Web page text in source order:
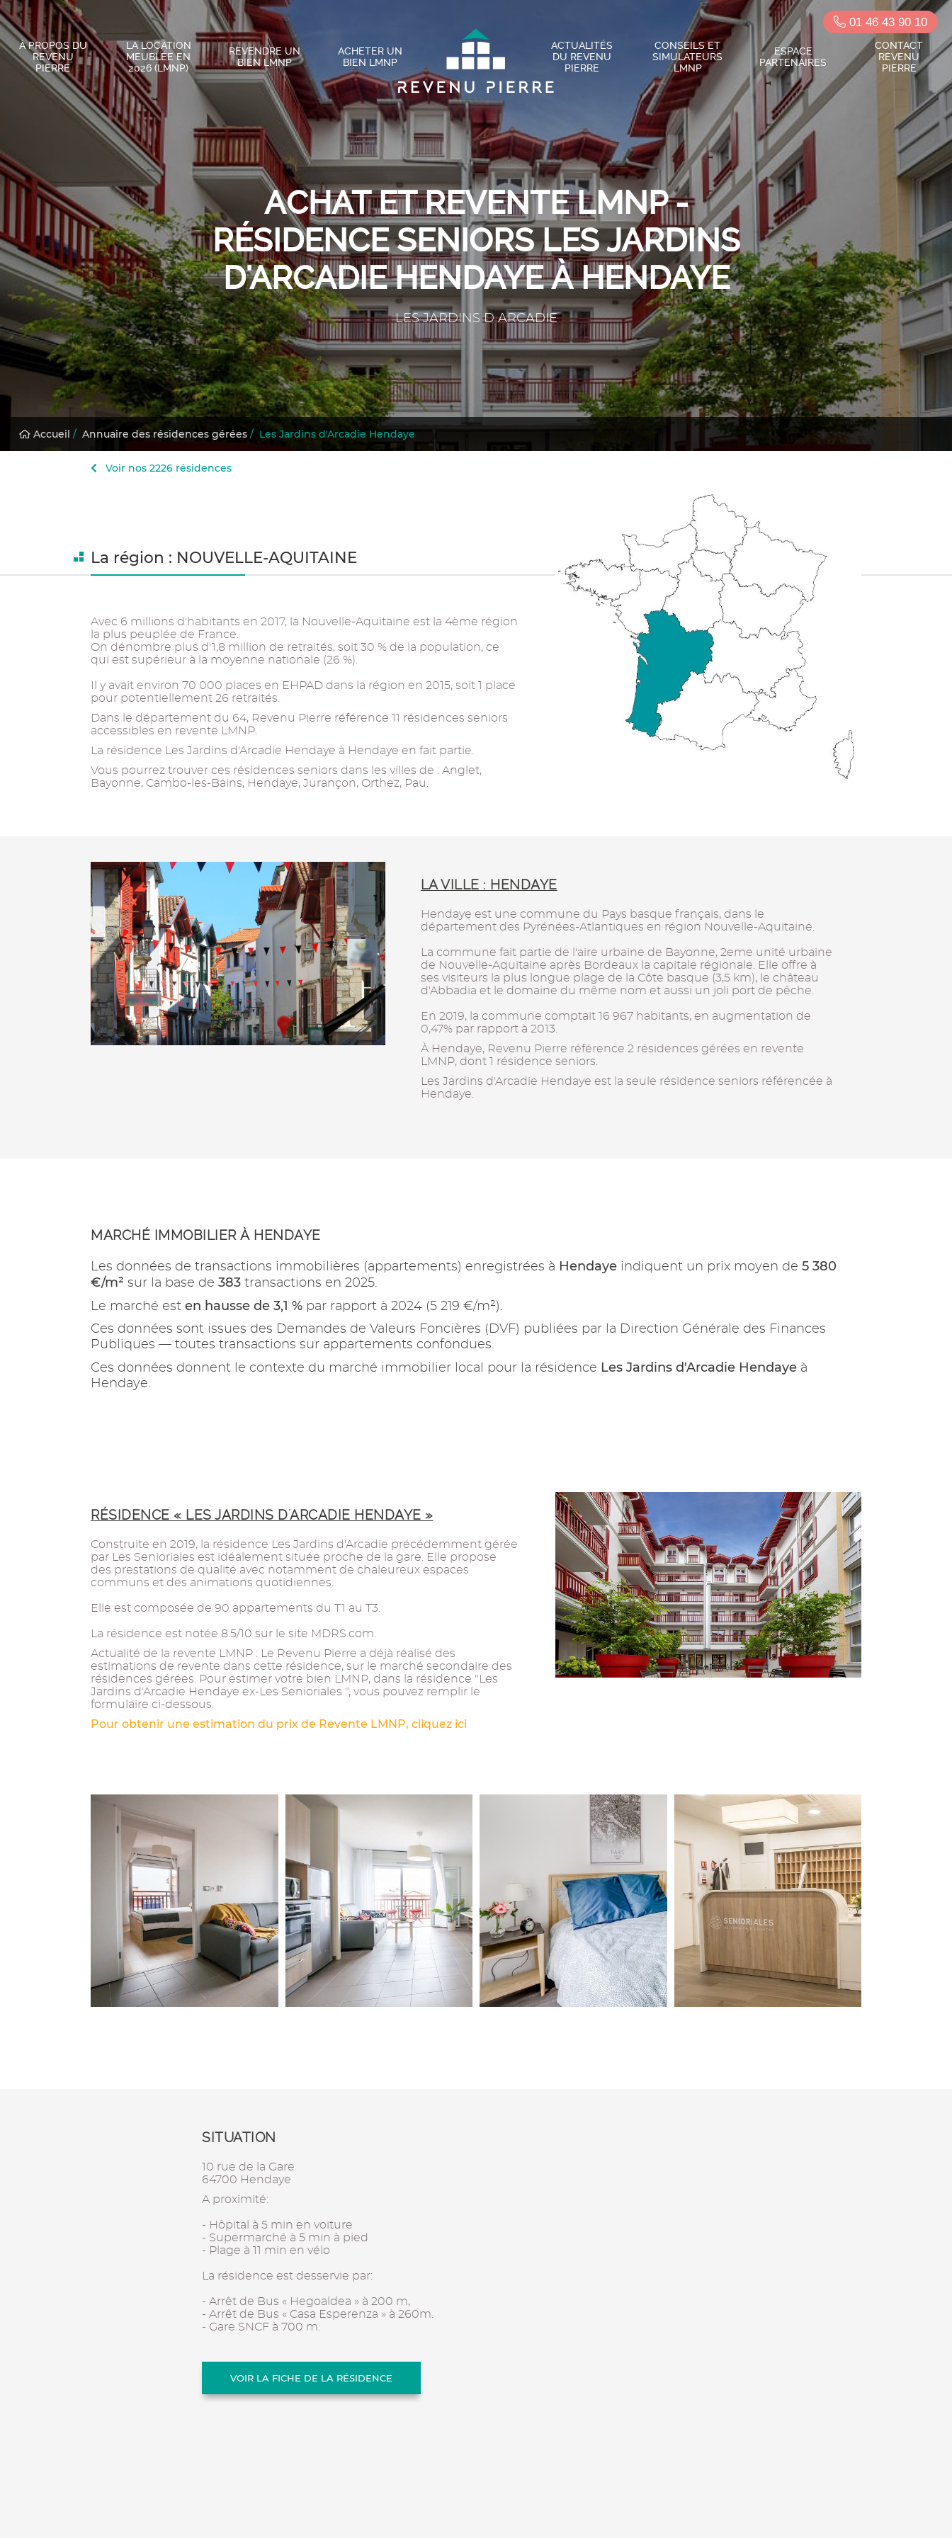
À PROPOS DU
REVENU
PIERRE
LA LOCATION
MEUBLÉE EN
2026 (LMNP)
REVENDRE UN
BIEN LMNP
ACHETER UN
BIEN LMNP
ACTUALITÉS
DU REVENU
PIERRE
CONSEILS ET
SIMULATEURS
LMNP
ESPACE
PARTENAIRES
CONTACT
REVENU
PIERRE
01 46 43 90 10
ACHAT ET REVENTE LMNP -
RÉSIDENCE SENIORS LES JARDINS
D'ARCADIE HENDAYE À HENDAYE
LES JARDINS D ARCADIE
Accueil / Annuaire des résidences gérées / Les Jardins d'Arcadie Hendaye
Voir nos 2226 résidences
La région : NOUVELLE-AQUITAINE
Avec 6 millions d'habitants en 2017, la Nouvelle-Aquitaine est la 4ème région
la plus peuplée de France.
On dénombre plus d'1,8 million de retraités, soit 30 % de la population, ce
qui est supérieur à la moyenne nationale (26 %).
Il y avait environ 70 000 places en EHPAD dans la région en 2015, soit 1 place
pour potentiellement 26 retraités.
Dans le département du 64, Revenu Pierre référence 11 résidences seniors
accessibles en revente LMNP.
La résidence Les Jardins d'Arcadie Hendaye à Hendaye en fait partie.
Vous pourrez trouver ces résidences seniors dans les villes de : Anglet,
Bayonne, Cambo-les-Bains, Hendaye, Jurançon, Orthez, Pau.
LA VILLE : HENDAYE
Hendaye est une commune du Pays basque français, dans le
département des Pyrénées-Atlantiques en région Nouvelle-Aquitaine.
La commune fait partie de l'aire urbaine de Bayonne, 2eme unité urbaine
de Nouvelle-Aquitaine après Bordeaux la capitale régionale. Elle offre à
ses visiteurs la plus longue plage de la Côte basque (3,5 km), le château
d'Abbadia et le domaine du même nom et aussi un joli port de pêche.
En 2019, la commune comptait 16 967 habitants, en augmentation de
0,47% par rapport à 2013.
À Hendaye, Revenu Pierre référence 2 résidences gérées en revente
LMNP, dont 1 résidence seniors.
Les Jardins d'Arcadie Hendaye est la seule résidence seniors référencée à
Hendaye.
MARCHÉ IMMOBILIER À HENDAYE
Les données de transactions immobilières (appartements) enregistrées à Hendaye indiquent un prix moyen de 5 380
€/m² sur la base de 383 transactions en 2025.
Le marché est en hausse de 3,1 % par rapport à 2024 (5 219 €/m²).
Ces données sont issues des Demandes de Valeurs Foncières (DVF) publiées par la Direction Générale des Finances
Publiques — toutes transactions sur appartements confondues.
Ces données donnent le contexte du marché immobilier local pour la résidence Les Jardins d'Arcadie Hendaye à
Hendaye.
RÉSIDENCE « LES JARDINS D'ARCADIE HENDAYE »
Construite en 2019, la résidence Les Jardins d'Arcadie précédemment gérée
par Les Senioriales est idéalement située proche de la gare. Elle propose
des prestations de qualité avec notamment de chaleureux espaces
communs et des animations quotidiennes.
Elle est composée de 90 appartements du T1 au T3.
La résidence est notée 8.5/10 sur le site MDRS.com.
Actualité de la revente LMNP : Le Revenu Pierre a déjà réalisé des
estimations de revente dans cette résidence, sur le marché secondaire des
résidences gérées. Pour estimer votre bien LMNP, dans la résidence "Les
Jardins d'Arcadie Hendaye ex-Les Senioriales ", vous pouvez remplir le
formulaire ci-dessous.
Pour obtenir une estimation du prix de Revente LMNP, cliquez ici
SITUATION
10 rue de la Gare
64700 Hendaye
A proximité:
- Hôpital à 5 min en voiture
- Supermarché à 5 min à pied
- Plage à 11 min en vélo
La résidence est desservie par:
- Arrêt de Bus « Hegoaldea » à 200 m,
- Arrêt de Bus « Casa Esperenza » à 260m.
- Gare SNCF à 700 m.
VOIR LA FICHE DE LA RÉSIDENCE